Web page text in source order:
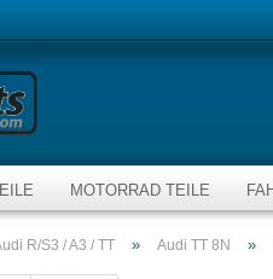
MOTORRAD TEILE
R/S3 / A3 / TT » Audi TT 8N »